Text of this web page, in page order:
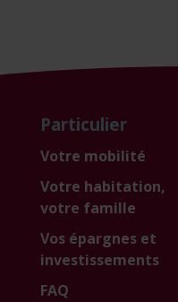
Particulier
Votre mobilité
Votre habitation,
votre famille
Vos épargnes et
investissements
FAQ